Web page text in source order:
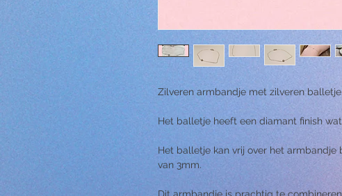
Zilveren armbandje met zilveren balletje.
Het balletje heeft een diamant finish
Het balletje kan vrij over het
van 3mm.